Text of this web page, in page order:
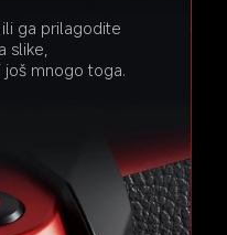
ga prilagodite
slike,
mnogo toga.